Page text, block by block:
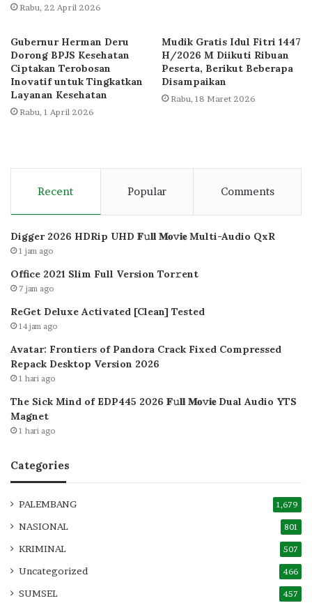
Rabu, 22 April 2026
Gubernur Herman Deru
Dorong BPJS Kesehatan
Ciptakan Terobosan
Inovatif untuk Tingkatkan
Layanan Kesehatan
Rabu, 1 April 2026
Mudik Gratis Idul Fitri 1447
H/2026 M Diikuti Ribuan
Peserta, Berikut Beberapa
Disampaikan
Rabu, 18 Maret 2026
Recent Popular Comments
Digger 2026 HDRip UHD 𝐅𝚞𝐥𝐥 𝐌𝐨𝚟𝐢𝐞 Multi-Audio QxR
1 jam ago
Office 2021 Slim Full Version Tor𝚛ent
7 jam ago
ReGet Deluxe Activated [Clean] Tested
14 jam ago
Avatar: Frontiers of Pandora Crack Fixed Compressed
Repack Desktop Version 2026
1 hari ago
The Sick Mind of EDP445 2026 𝐅𝚞𝐥𝐥 𝐌𝐨𝚟𝐢𝐞 Dual Audio YTS
Magnet
1 hari ago
Categories
PALEMBANG 1,679
NASIONAL 801
KRIMINAL 507
Uncategorized 466
SUMSEL 457